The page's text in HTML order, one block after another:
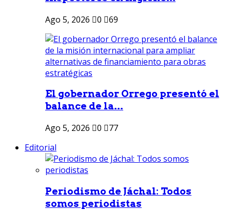
Ago 5, 2026 0 69
El gobernador Orrego presentó el
balance de la...
Ago 5, 2026 0
77
Editorial
Periodismo de Jáchal: Todos
somos periodistas